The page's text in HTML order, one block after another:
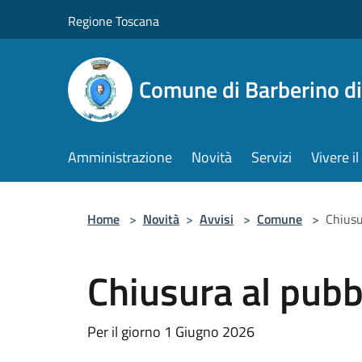
Regione Toscana
Comune di Barberino
Amministrazione Novità Servizi Vivere
Home > Novità > Avvisi > Comune >
Chiusura al
Per il giorno 1 Giugno 2026